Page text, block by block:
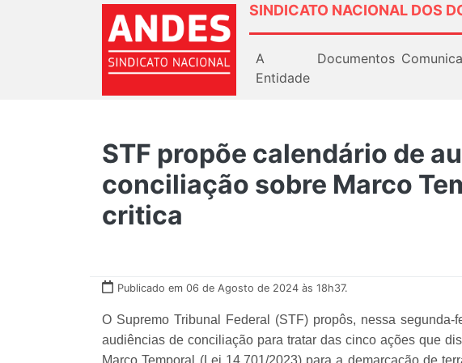
SINDICATO NACIONAL DOS
A
Entidade
Documentos
STF propõe calendário de
conciliação sobre Marco
critica
Publicado em 06 de Agosto de 2024 às 18h37.
O Supremo Tribunal Federal (STF) propôs, nessa
audiências de conciliação para tratar das cinco ações que
Marco Temporal (Lei 14.701/2023) para a demarcação de